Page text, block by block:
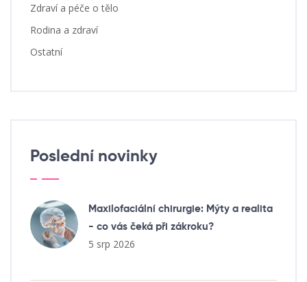
Zdraví a péče o tělo
Rodina a zdraví
Ostatní
Poslední novinky
Maxilofaciální chirurgie: Mýty a realita
- co vás čeká při zákroku?
5 srp 2026